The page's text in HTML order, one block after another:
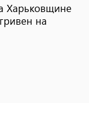
Харьковщине
на